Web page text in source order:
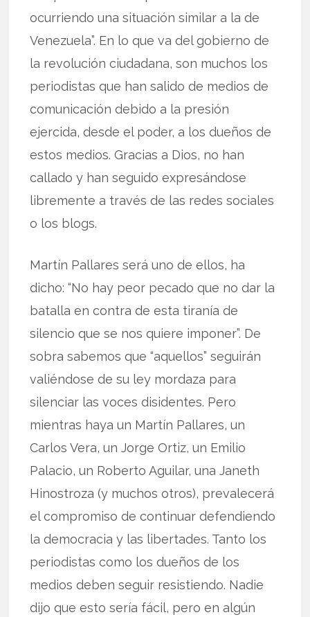
ocurriendo una situación similar a la de
Venezuela”. En lo que va del gobierno de
la revolución ciudadana, son muchos los
periodistas que han salido de medios de
comunicación debido a la presión
ejercida, desde el poder, a los dueños de
estos medios. Gracias a Dios, no han
callado y han seguido expresándose
libremente a través de las redes sociales
o los blogs.
Martín Pallares será uno de ellos, ha
dicho: “No hay peor pecado que no dar la
batalla en contra de esta tiranía de
silencio que se nos quiere imponer”. De
sobra sabemos que “aquellos” seguirán
valiéndose de su ley mordaza para
silenciar las voces disidentes. Pero
mientras haya un Martín Pallares, un
Carlos Vera, un Jorge Ortiz, un Emilio
Palacio, un Roberto Aguilar, una Janeth
Hinostroza (y muchos otros), prevalecerá
el compromiso de continuar defendiendo
la democracia y las libertades. Tanto los
periodistas como los dueños de los
medios deben seguir resistiendo. Nadie
dijo que esto sería fácil, pero en algún